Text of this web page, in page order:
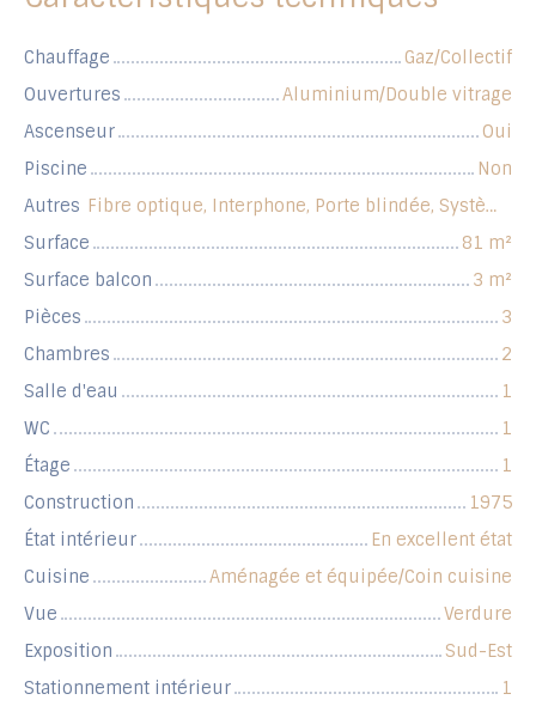
Chauffage
Gaz/Collectif
Ouvertures
Aluminium/Double vitrage
Ascenseur
Oui
Piscine
Non
Autres
Fibre optique, Interphone, Porte blindée, Système d'alarme, Volets électriques
Surface
81 m²
Surface balcon
3 m²
Pièces
3
Chambres
2
Salle d'eau
1
WC
1
Étage
1
Construction
1975
État intérieur
En excellent état
Cuisine
Aménagée et équipée/Coin cuisine
Vue
Verdure
Exposition
Sud-Est
Stationnement intérieur
1